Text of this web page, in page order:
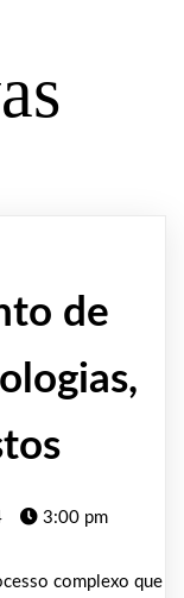
de
3:00 pm
complexo que